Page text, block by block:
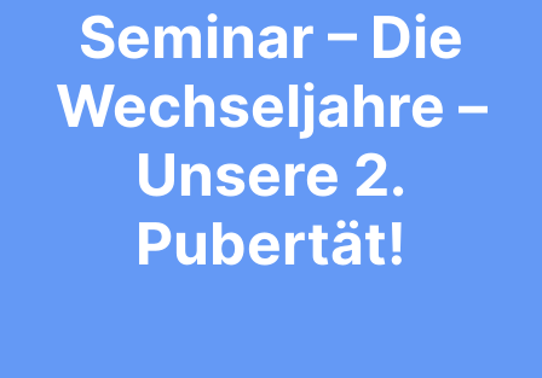
Seminar – Die
Wechseljahre –
Unsere 2.
Pubertät!